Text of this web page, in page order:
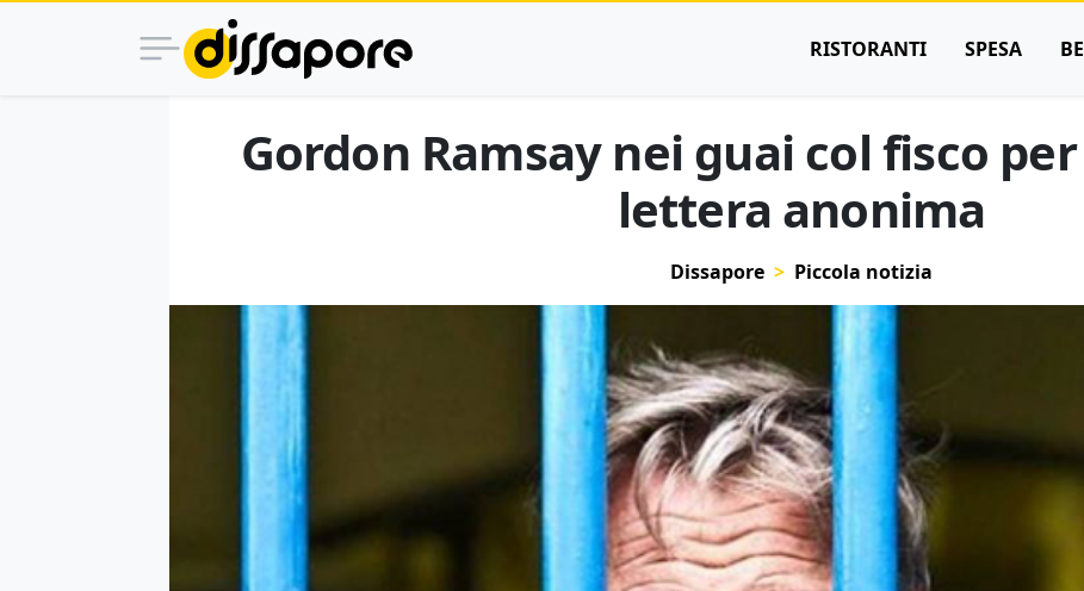
RISTORANTI SPESA
Gordon Ramsay nei guai col fisco
lettera anonima
Dissapore Piccola notizia